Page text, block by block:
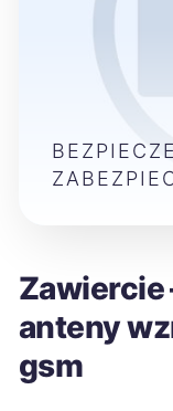
Zawiercie
anteny
gsm